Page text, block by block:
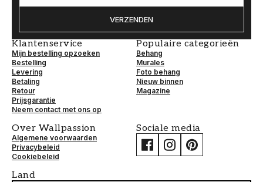
VERZENDEN
Klantenservice
Mijn bestelling opzoeken
Bestelling
Levering
Betaling
Retour
Prijsgarantie
Neem contact met ons op
Populaire categorieën
Behang
Murales
Foto behang
Nieuw binnen
Magazine
Over Wallpassion
Algemene voorwaarden
Privacybeleid
Cookiebeleid
Sociale media
Land